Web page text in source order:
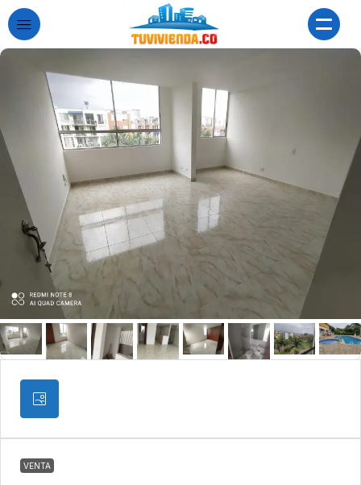
VENTA